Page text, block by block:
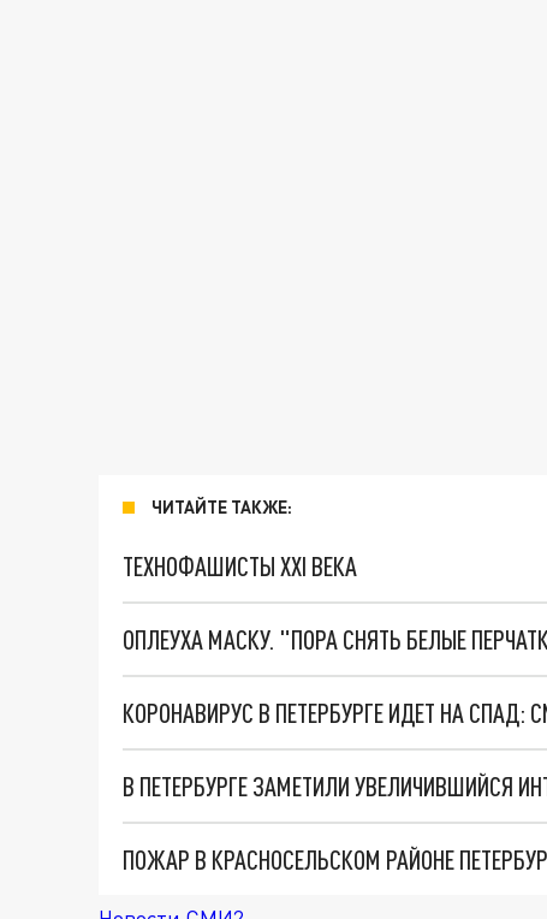
ЧИТАЙТЕ ТАКЖЕ:
ТЕХНОФАШИСТЫ XXI ВЕКА
ОПЛЕУХА МАСКУ. "ПОРА СНЯТЬ БЕЛЫЕ
КОРОНАВИРУС В ПЕТЕРБУРГЕ ИДЕТ НА СПАД:
В ПЕТЕРБУРГЕ ЗАМЕТИЛИ УВЕЛИЧИВШИЙСЯ
ПОЖАР В КРАСНОСЕЛЬСКОМ РАЙОНЕ